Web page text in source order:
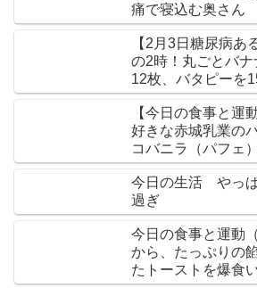
痛で寝込む奥さん
【2月3日糖尿病あ
の2時！丸ごとバ
12枚、バタピーを
【今日の食事と運
好きな赤城乳業の
コバニラ（パフェ
今日の生活 やっ
過ぎ
今日の食事と運動
から、たっぷりの
たトーストを爆食